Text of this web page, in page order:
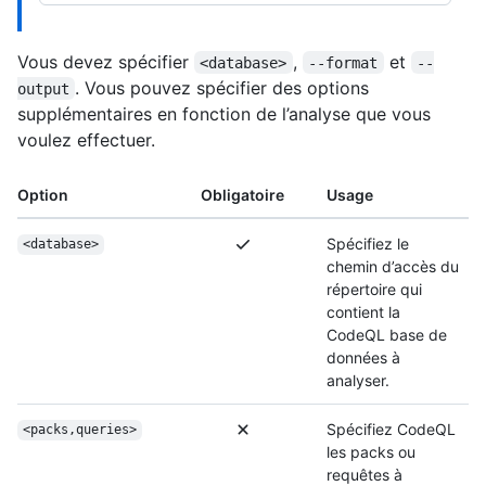
Vous devez spécifier <database> , --format et
--
output . Vous pouvez spécifier des options
supplémentaires en fonction de l’analyse que vous
voulez effectuer.
Option Obligatoire Usage
<database>
Spécifiez le
chemin d’accès du
répertoire qui
contient la
CodeQL base de
données à
analyser.
<packs,queries>
Spécifiez CodeQL
les packs ou
requêtes à